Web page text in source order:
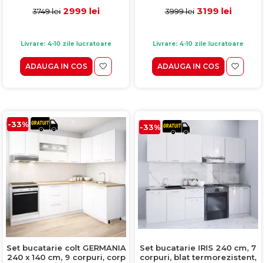
sonoma, fronturi sanremo +
3749 lei 2999 lei
Livrare: 4-10 zile lucratoare
ADAUGA IN COS
sonoma, fronturi corpuri
3999 lei 3199 lei
Livrare: 4-10 zile lucratoare
ADAUGA IN COS
-33%
Set bucatarie colt GERMANIA
240 x 140 cm, 9 corpuri, corp
-33%
Set bucatarie IRIS 240 cm, 7
corpuri, blat termorezistent,